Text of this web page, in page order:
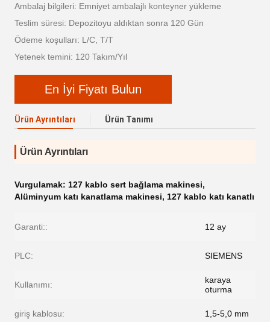
Ambalaj bilgileri: Emniyet ambalajlı konteyner yükleme
Teslim süresi: Depozitoyu aldıktan sonra 120 Gün
Ödeme koşulları: L/C, T/T
Yetenek temini: 120 Takım/Yıl
En İyi Fiyatı Bulun
Ürün Ayrıntıları Ürün Tanımı
Ürün Ayrıntıları
Vurgulamak: 127 kablo sert bağlama makinesi,
Alüminyum katı kanatlama makinesi, 127 kablo katı kanatlı
Garanti:: 12 ay
PLC: SIEMENS
Kullanımı:
karaya
oturma
giriş kablosu: 1,5-5,0 mm